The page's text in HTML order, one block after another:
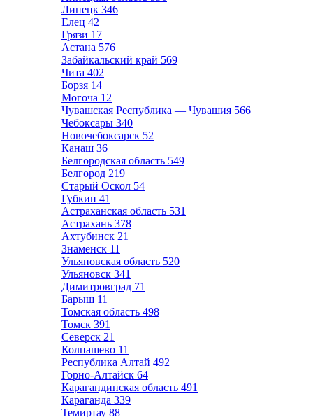
Липецк 346
Елец 42
Грязи 17
Астана 576
Забайкальский край 569
Чита 402
Борзя 14
Могоча 12
Чувашская Республика — Чувашия 566
Чебоксары 340
Новочебоксарск 52
Канаш 36
Белгородская область 549
Белгород 219
Старый Оскол 54
Губкин 41
Астраханская область 531
Астрахань 378
Ахтубинск 21
Знаменск 11
Ульяновская область 520
Ульяновск 341
Димитровград 71
Барыш 11
Томская область 498
Томск 391
Северск 21
Колпашево 11
Республика Алтай 492
Горно-Алтайск 64
Карагандинская область 491
Караганда 339
Темиртау 88